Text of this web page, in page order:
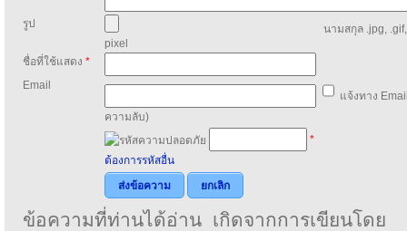
รูป
นามสกุล .jpg,
pixel
ชื่อที่ใช้แสดง *
Email
แจ้งทาง
ความลับ)
*
ต้องการรหัสอื่น
ส่งข้อความ
ยกเลิก
ข้อความที่ท่านได้อ่าน เกิดจากการเขียนโดย